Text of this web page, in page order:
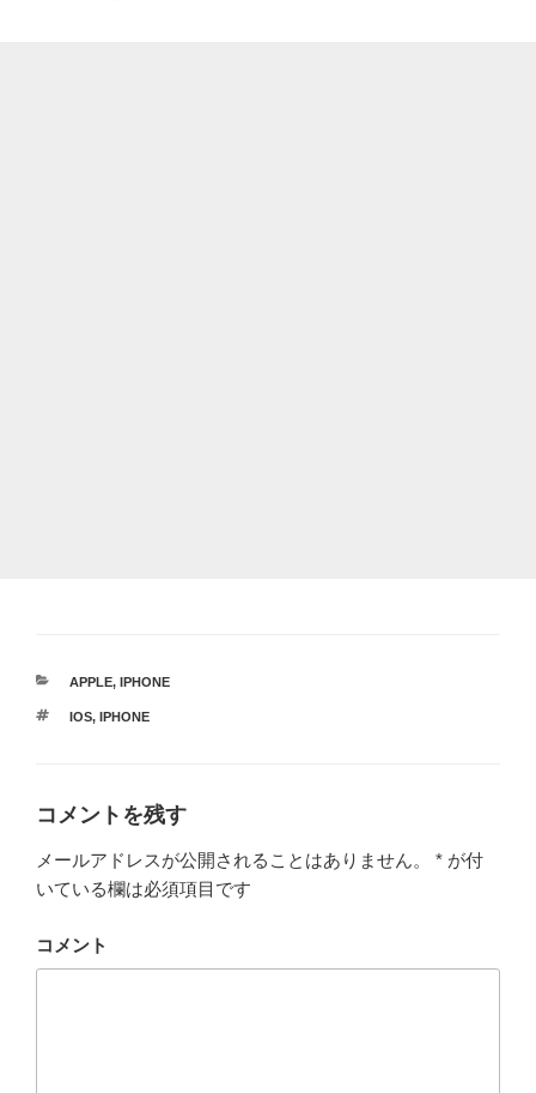
カ
ゴ
APPLE, IPHONE
タ
IOS, IPHONE
コメントを残す
メールアドレスが公開されることはありません。 * が付
いている欄は必須項目です
コメント